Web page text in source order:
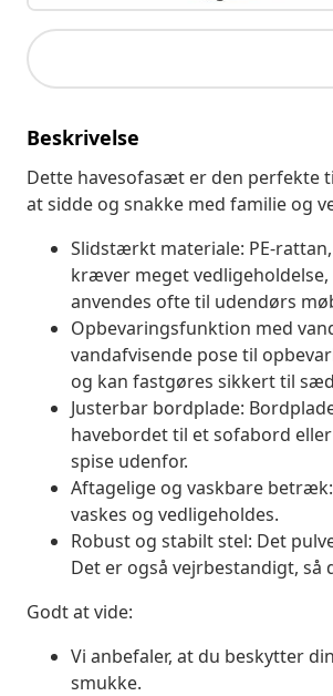
Beskrivelse
Dette havesofasæt er den perfekte
at sidde og snakke med familie og
Slidstærkt materiale: PE-
kræver meget
anvendes ofte til udendørs
Opbevaringsfunktion med
vandafvisende pose til
og kan fastgøres sikkert til
Justerbar bordplade:
havebordet til et sofabord
spise udenfor.
Aftagelige og vaskbare
vaskes og vedligeholdes.
Robust og stabilt stel: Det
Det er også vejrbestandigt, så
Godt at vide:
Vi anbefaler, at du beskytter
smukke.